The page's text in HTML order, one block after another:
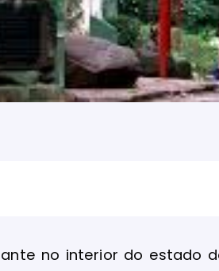
no interior do estado